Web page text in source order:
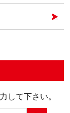
して下さい。